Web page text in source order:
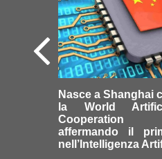
Nasce a Shanghai
la World
Cooperation
affermando il
nell’Intelligenza